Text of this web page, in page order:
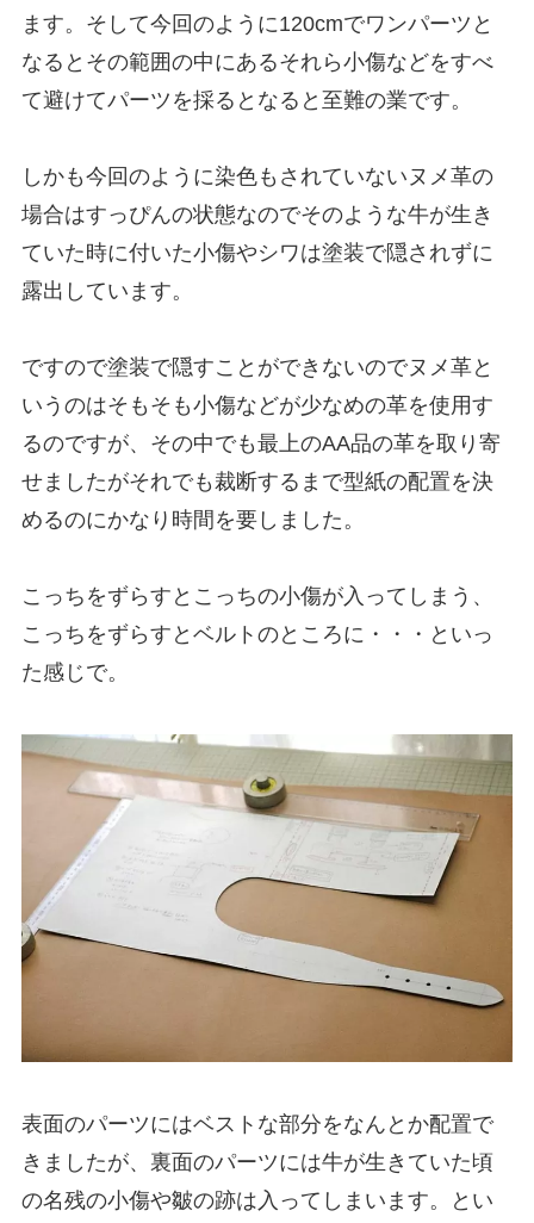
ます。そして今回のように120cmでワンパーツと
なるとその範囲の中にあるそれら小傷などをすべ
て避けてパーツを採るとなると至難の業です。
しかも今回のように染色もされていないヌメ革の
場合はすっぴんの状態なのでそのような牛が生き
ていた時に付いた小傷やシワは塗装で隠されずに
露出しています。
ですので塗装で隠すことができないのでヌメ革と
いうのはそもそも小傷などが少なめの革を使用す
るのですが、その中でも最上のAA品の革を取り寄
せましたがそれでも裁断するまで型紙の配置を決
めるのにかなり時間を要しました。
こっちをずらすとこっちの小傷が入ってしまう、
こっちをずらすとベルトのところに・・・といっ
た感じで。
表面のパーツにはベストな部分をなんとか配置で
きましたが、裏面のパーツには牛が生きていた頃
の名残の小傷や皺の跡は入ってしまいます。とい